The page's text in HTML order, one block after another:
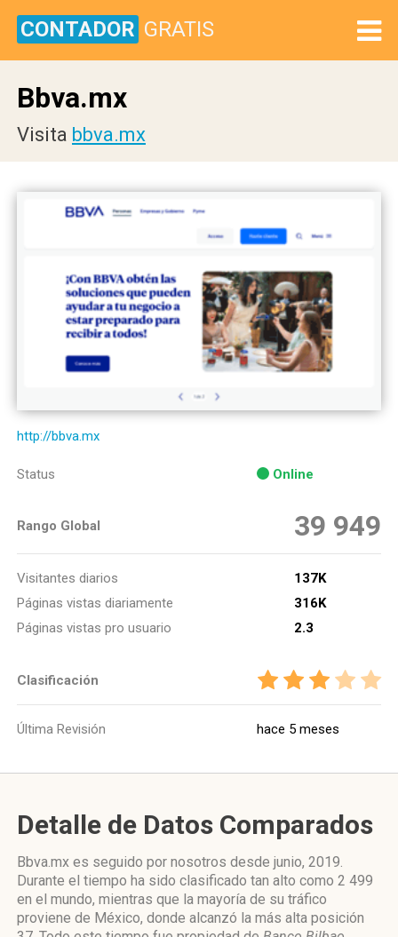
CONTADOR GRATIS
Bbva.mx
Visita bbva.mx
http://bbva.mx
Status Online
Rango Global 39 949
Visitantes diarios
137K
Páginas vistas diariamente
316K
Páginas vistas pro usuario
2.3
Clasificación
Última Revisión hace 5 meses
Detalle de Datos Comparados
Bbva.mx es seguido por nosotros desde junio, 2019.
Durante el tiempo ha sido clasificado tan alto como 2 499
en el mundo, mientras que la mayoría de su tráfico
proviene de México, donde alcanzó la más alta posición